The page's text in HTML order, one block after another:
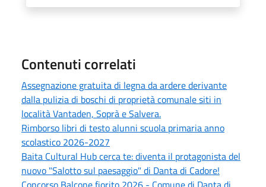
Contenuti correlati
Assegnazione gratuita di legna da ardere derivante
dalla pulizia di boschi di proprietà comunale siti in
località Vantaden, Soprà e Salvera.
Rimborso libri di testo alunni scuola primaria anno
scolastico 2026-2027
Baita Cultural Hub cerca te: diventa il protagonista del
nuovo "Salotto sul paesaggio" di Danta di Cadore!